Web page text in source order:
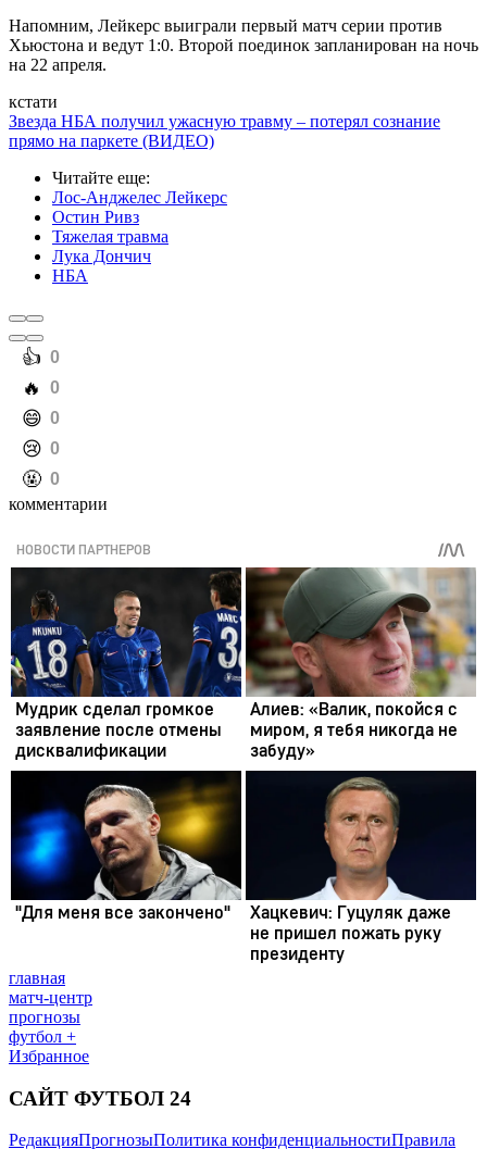
Напомним, Лейкерс выиграли первый матч серии против
Хьюстона и ведут 1:0. Второй поединок запланирован на ночь
на 22 апреля.
кстати
Звезда НБА получил ужасную травму – потерял сознание
прямо на паркете (ВИДЕО)
Читайте еще:
Лос-Анджелес Лейкерс
Остин Ривз
Тяжелая травма
Лука Дончич
НБА
️👍 0
️🔥 0
️😄 0
️😢 0
️🤬 0
комментарии
главная
матч-центр
прогнозы
футбол +
Избранное
САЙТ ФУТБОЛ 24
РедакцияПрогнозыПолитика конфиденциальностиПравила